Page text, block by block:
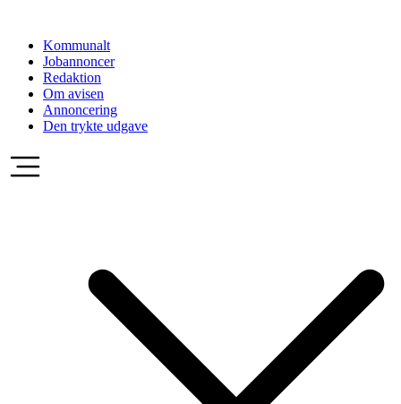
indholdKommunalt
Jobannoncer
Redaktion
Om avisen
Annoncering
Den trykte udgave